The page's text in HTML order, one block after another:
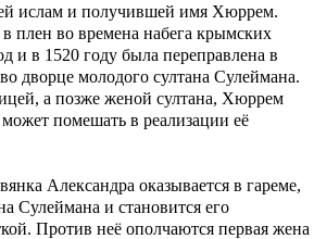
ислам и получившей имя Хюррем.
плен во времена набега крымских
и в 1520 году была переправлена в
дворце молодого султана Сулеймана.
а позже женой султана, Хюррем
может помешать в реализации её
Александра оказывается в гареме,
Сулеймана и становится его
Против неё ополчаются первая жена